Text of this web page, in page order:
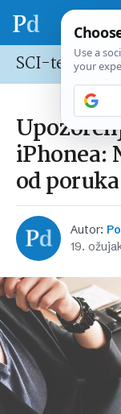
SCI-tech
iPhonea:
od
Autor:
19.